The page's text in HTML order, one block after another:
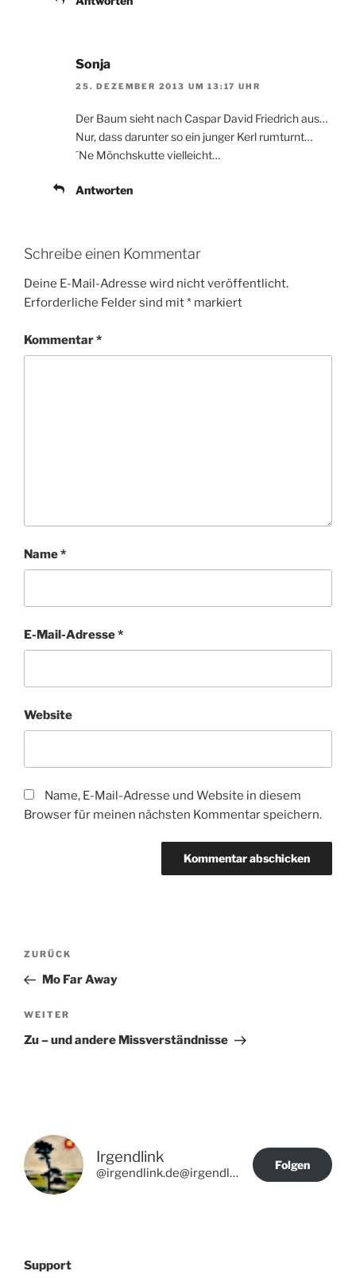
Sonja
25. DEZEMBER 2013 UM 13:17 UHR
Der Baum sieht nach Caspar David Friedrich aus…
Nur, dass darunter so ein junger Kerl rumturnt…
´Ne Mönchskutte vielleicht…
Antworten
Schreibe einen Kommentar
Deine E-Mail-Adresse wird nicht veröffentlicht.
Erforderliche Felder sind mit* markiert
Kommentar*
Name*
E-Mail-Adresse*
Website
Name, E-Mail-Adresse und Website in diesem
Browser für meinen nächsten Kommentar speichern.
Beitragsnavigation
Vorheriger
Beitrag
ZURÜCK
Mo Far Away
Nächster
Beitrag
WEITER
Zu – und andere Missverständnisse
Irgendlink
@irgendlink.de@irgendlink.de
Folgen
Support